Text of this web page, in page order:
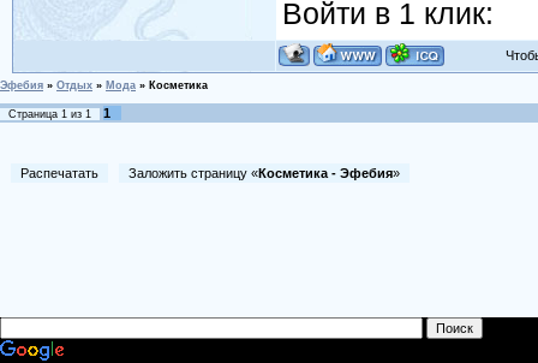
Войти в 1 клик:
Эфебия » Отдых » Мода » Косметика
Страница 1 из 1 1
Распечатать Заложить страницу «Косметика - Эфебия»